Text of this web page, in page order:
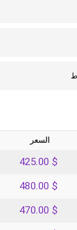
السعر
$
425.00
$
480.00
$
470.00